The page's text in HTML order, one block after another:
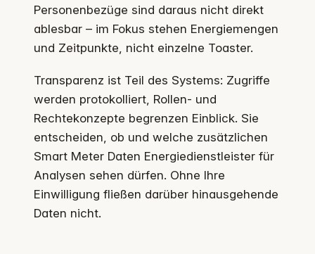
Personenbezüge sind daraus nicht direkt
ablesbar – im Fokus stehen Energiemengen
und Zeitpunkte, nicht einzelne Toaster.
Transparenz ist Teil des Systems: Zugriffe
werden protokolliert, Rollen- und
Rechtekonzepte begrenzen Einblick. Sie
entscheiden, ob und welche zusätzlichen
Smart Meter Daten Energiedienstleister für
Analysen sehen dürfen. Ohne Ihre
Einwilligung fließen darüber hinausgehende
Daten nicht.